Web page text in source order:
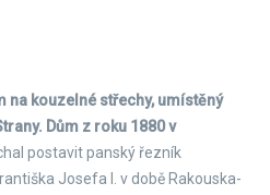
na kouzelné střechy, umístěný
Dům z roku 1880 v
postavit panský řezník
Josefa I. v době Rakouska-